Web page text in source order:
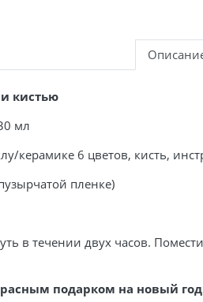
кистью
мл
керамике 6 цветов, кисть,
пленке)
в течении двух часов.
подарком на новый